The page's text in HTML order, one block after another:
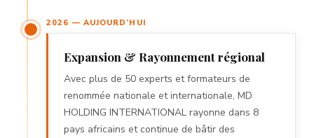
2026 — AUJOURD’HUI
Expansion & Rayonnement régional
Avec plus de 50 experts et formateurs de
renommée nationale et internationale, MD
HOLDING INTERNATIONAL rayonne dans 8
pays africains et continue de bâtir des